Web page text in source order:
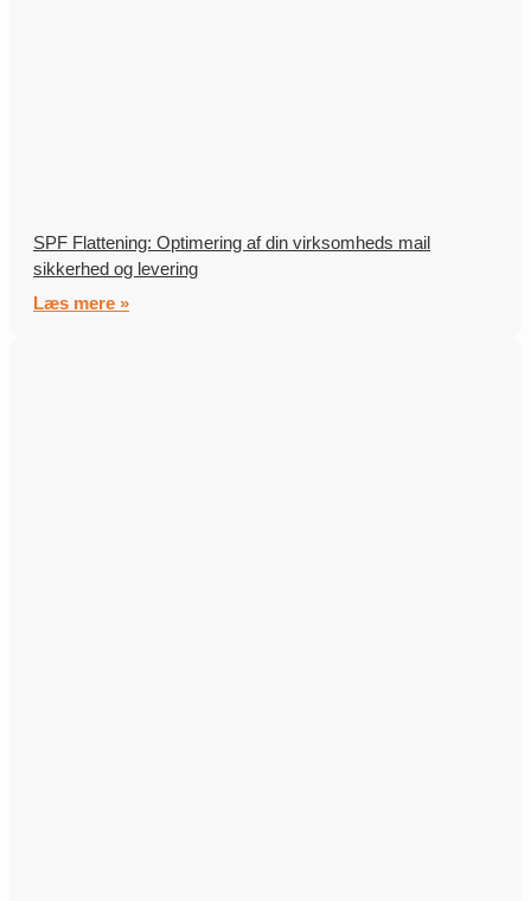
SPF Flattening: Optimering af din virksomheds mail
sikkerhed og levering
Læs mere »